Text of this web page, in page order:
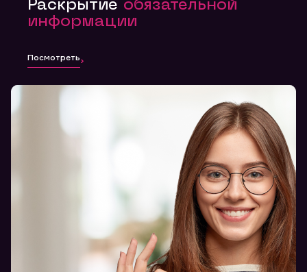
Раскрытие обязательной
информации
Посмотреть